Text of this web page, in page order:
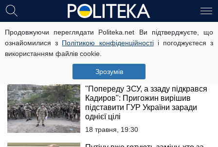
Продовжуючи переглядати Politeka.net Ви підтверджуєте, що
ознайомилися з Політикою конфіденційностіі погоджуєтеся з
використанням файлів cookie.
Зрозумів
"Пригожин принизив російську
армію": що насправді
відбувається у Бахмуті
21 травня, 19:30
"Попереду ЗСУ, а ззаду підкрався
Кадиров": Пригожин вирішив
підставити ГУР України заради
однієї цілі
18 травня, 19:30